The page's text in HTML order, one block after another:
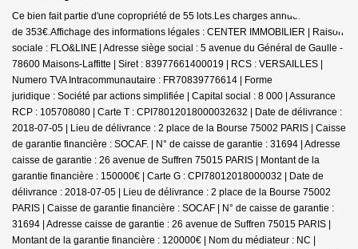
Ce bien fait partie d'une copropriété de 55 lots.Les charges annuelles sont
de 353€.Affichage des informations légales : CENTER IMMOBILIER | Raison
sociale : FLO&LINE | Adresse siège social : 5 avenue du Général de Gaulle -
78600 Maisons-Laffitte | Siret : 83977661400019 | RCS : VERSAILLES |
Numero TVA Intracommunautaire : FR70839776614 | Forme
juridique : Société par actions simplifiée | Capital social : 8 000 | Assurance
RCP : 105708080 | Carte T : CPI78012018000032632 | Date de délivrance :
2018-07-05 | Lieu de délivrance : 2 place de la Bourse 75002 PARIS | Caisse
de garantie financière : SOCAF. | N° de caisse de garantie : 31694 | Adresse
caisse de garantie : 26 avenue de Suffren 75015 PARIS | Montant de la
garantie financière : 150000€ | Carte G : CPI78012018000032 | Date de
délivrance : 2018-07-05 | Lieu de délivrance : 2 place de la Bourse 75002
PARIS | Caisse de garantie financière : SOCAF | N° de caisse de garantie :
31694 | Adresse caisse de garantie : 26 avenue de Suffren 75015 PARIS |
Montant de la garantie financière : 120000€ | Nom du médiateur : NC |